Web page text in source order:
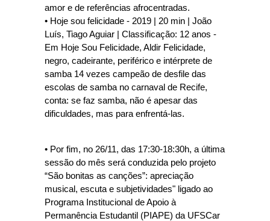
amor e de referências afrocentradas.
• Hoje sou felicidade - 2019 | 20 min | João
Luís, Tiago Aguiar | Classificação: 12 anos -
Em Hoje Sou Felicidade, Aldir Felicidade,
negro, cadeirante, periférico e intérprete de
samba 14 vezes campeão de desfile das
escolas de samba no carnaval de Recife,
conta: se faz samba, não é apesar das
dificuldades, mas para enfrentá-las.
• Por fim, no 26/11, das 17:30-18:30h, a última
sessão do mês será conduzida pelo projeto
“São bonitas as canções”: apreciação
musical, escuta e subjetividades" ligado ao
Programa Institucional de Apoio à
Permanência Estudantil (PIAPE) da UFSCar